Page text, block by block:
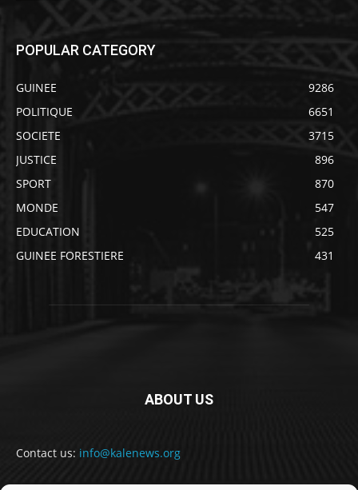
POPULAR CATEGORY
GUINEE
9286
POLITIQUE
6651
SOCIETE
3715
JUSTICE
896
SPORT
870
MONDE
547
EDUCATION
525
GUINEE FORESTIERE
431
ABOUT US
Contact us: info@kalenews.org